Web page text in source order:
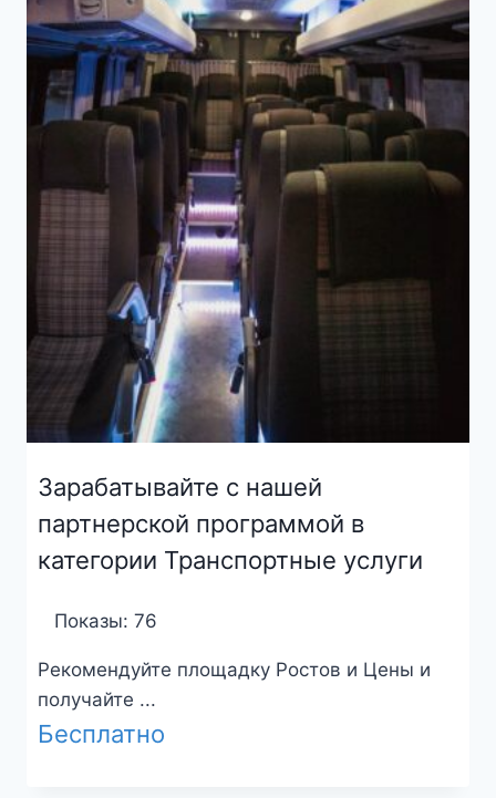
Зарабатывайте с нашей
партнерской программой в
категории Транспортные услуги
Показы: 76
Рекомендуйте площадку Ростов и Цены и
получайте ...
Бесплатно